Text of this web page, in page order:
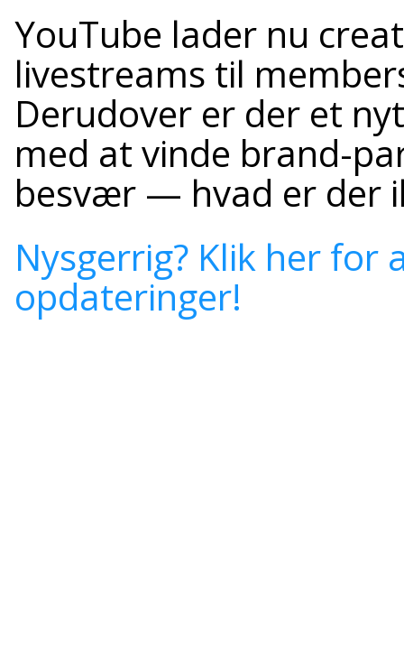
YouTube lader nu
livestreams til
Derudover er der et
med at vinde brand-
besvær — hvad er der
Nysgerrig? Klik her for
opdateringer!